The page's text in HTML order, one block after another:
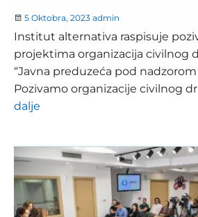
5 Oktobra, 2023 admin
Institut alternativa raspisuje
projektima organizacija civilnog
“Javna preduzeća pod
Pozivamo organizacije civilnog
dalje